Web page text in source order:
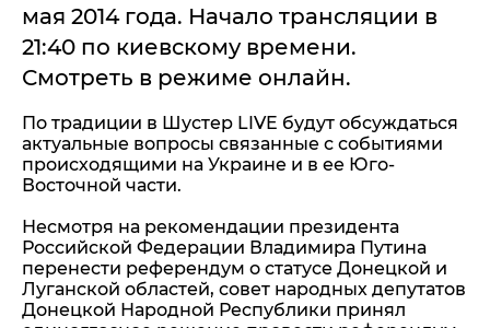
мая 2014 года. ​Начало трансляции в
21:40 по киевскому времени.
Смотреть в режиме онлайн.
По традиции в Шустер LIVE будут обсуждаться
актуальные вопросы связанные с событиями
происходящими на Украине и в ее Юго-
Восточной части.
Несмотря на рекомендации президента
Российской Федерации Владимира Путина
перенести референдум о статусе Донецкой и
Луганской областей, совет народных депутатов
Донецкой Народной Республики принял